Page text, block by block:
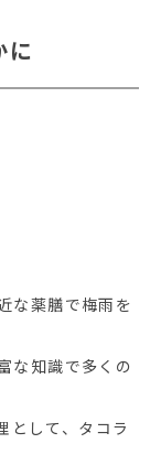
な薬膳で梅雨を
な知識で多くの
として、タコラ